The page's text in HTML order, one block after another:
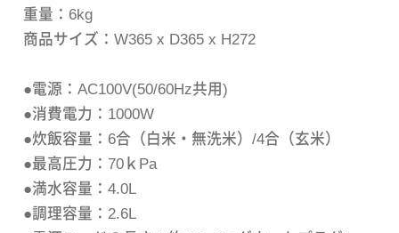
重量：6kg
商品サイズ：W365 x D365 x H272
●電源：AC100V(50/60Hz共用)
●消費電力：1000W
●炊飯容量：6合（白米・無洗米）/4合（玄米）
●最高圧力：70ｋPa
●満水容量：4.0L
●調理容量：2.6L